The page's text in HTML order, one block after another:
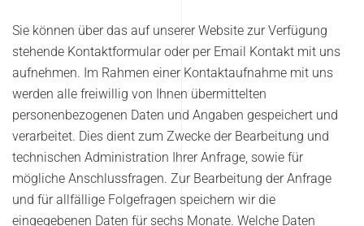
Sie können über das auf unserer Website zur Verfügung
stehende Kontaktformular oder per Email Kontakt mit uns
aufnehmen. Im Rahmen einer Kontaktaufnahme mit uns
werden alle freiwillig von Ihnen übermittelten
personenbezogenen Daten und Angaben gespeichert und
verarbeitet. Dies dient zum Zwecke der Bearbeitung und
technischen Administration Ihrer Anfrage, sowie für
mögliche Anschlussfragen. Zur Bearbeitung der Anfrage
und für allfällige Folgefragen speichern wir die
eingegebenen Daten für sechs Monate. Welche Daten